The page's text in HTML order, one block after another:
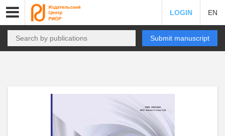
LOGIN EN
Submit manuscript